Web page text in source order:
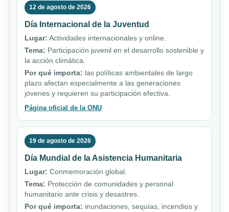
12 de agosto de 2026
Día Internacional de la Juventud
Lugar: Actividades internacionales y online.
Tema: Participación juvenil en el desarrollo sostenible y
la acción climática.
Por qué importa: las políticas ambientales de largo
plazo afectan especialmente a las generaciones
jóvenes y requieren su participación efectiva.
Página oficial de la ONU
19 de agosto de 2026
Día Mundial de la Asistencia Humanitaria
Lugar: Conmemoración global.
Tema: Protección de comunidades y personal
humanitario ante crisis y desastres.
Por qué importa: inundaciones, sequías, incendios y